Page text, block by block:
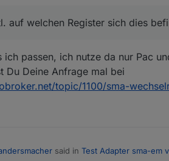
auf welchen Register sich dies
ich passen, ich nutze da nur Pac
Du Deine Anfrage mal bei
topic/1100/sma-
said in Test Adapter sma-em